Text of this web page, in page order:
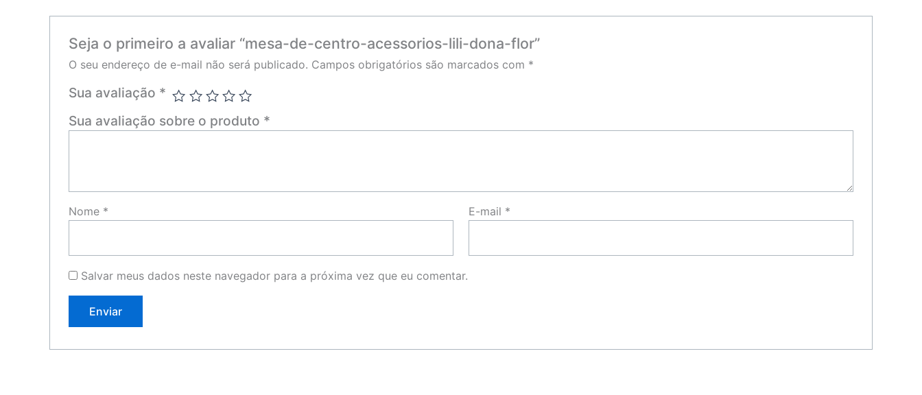
Seja o primeiro a avaliar “mesa-de-centro-acessorios-lili-dona-flor”
O seu endereço de e-mail não será publicado. Campos obrigatórios são marcados com *
Sua avaliação *
Sua avaliação sobre o produto *
Nome * E-mail *
Salvar meus dados neste navegador para a próxima vez que eu comentar.